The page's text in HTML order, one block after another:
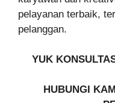
pelayanan terbaik,
pelanggan.
YUK
HUBUNGI